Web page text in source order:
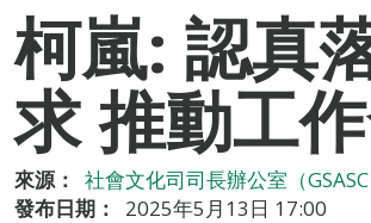
柯嵐: 認真
求 推動工
來源：
社會文化司司長辦公室（GSASC
發布日期：
2025年5月13日 17:00